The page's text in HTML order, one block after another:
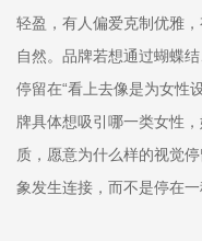
轻盈，有人偏爱克制优雅
自然。品牌若想通过蝴蝶
停留在“看上去像是为女性
牌具体想吸引哪一类女性
质，愿意为什么样的视觉
象发生连接，而不是停在一